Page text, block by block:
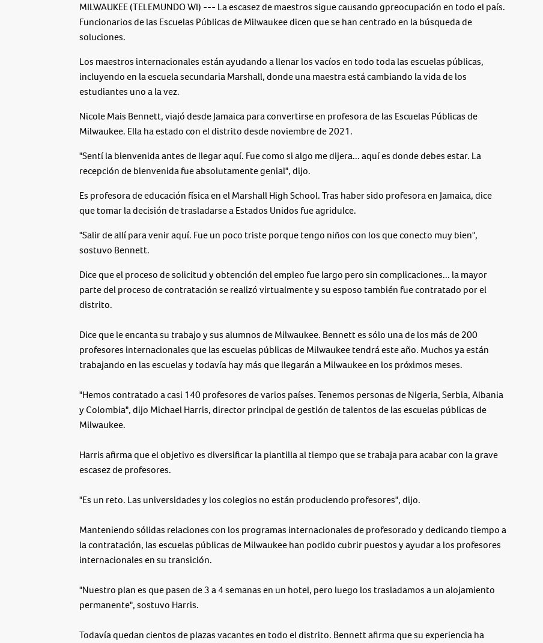
MILWAUKEE (TELEMUNDO WI) --- La escasez de maestros sigue causando gpreocupación en todo el país.
Funcionarios de las Escuelas Públicas de Milwaukee dicen que se han centrado en la búsqueda de
soluciones.
Los maestros internacionales están ayudando a llenar los vacíos en todo toda las escuelas públicas,
incluyendo en la escuela secundaria Marshall, donde una maestra está cambiando la vida de los
estudiantes uno a la vez.
Nicole Mais Bennett, viajó desde Jamaica para convertirse en profesora de las Escuelas Públicas de
Milwaukee. Ella ha estado con el distrito desde noviembre de 2021.
"Sentí la bienvenida antes de llegar aquí. Fue como si algo me dijera... aquí es donde debes estar. La
recepción de bienvenida fue absolutamente genial", dijo.
Es profesora de educación física en el Marshall High School. Tras haber sido profesora en Jamaica, dice
que tomar la decisión de trasladarse a Estados Unidos fue agridulce.
"Salir de allí para venir aquí. Fue un poco triste porque tengo niños con los que conecto muy bien",
sostuvo Bennett.
Dice que el proceso de solicitud y obtención del empleo fue largo pero sin complicaciones... la mayor
parte del proceso de contratación se realizó virtualmente y su esposo también fue contratado por el
distrito.
Dice que le encanta su trabajo y sus alumnos de Milwaukee. Bennett es sólo una de los más de 200
profesores internacionales que las escuelas públicas de Milwaukee tendrá este año. Muchos ya están
trabajando en las escuelas y todavía hay más que llegarán a Milwaukee en los próximos meses.
"Hemos contratado a casi 140 profesores de varios países. Tenemos personas de Nigeria, Serbia, Albania
y Colombia", dijo Michael Harris, director principal de gestión de talentos de las escuelas públicas de
Milwaukee.
Harris afirma que el objetivo es diversificar la plantilla al tiempo que se trabaja para acabar con la grave
escasez de profesores.
"Es un reto. Las universidades y los colegios no están produciendo profesores", dijo.
Manteniendo sólidas relaciones con los programas internacionales de profesorado y dedicando tiempo a
la contratación, las escuelas públicas de Milwaukee han podido cubrir puestos y ayudar a los profesores
internacionales en su transición.
"Nuestro plan es que pasen de 3 a 4 semanas en un hotel, pero luego los trasladamos a un alojamiento
permanente", sostuvo Harris.
Todavía quedan cientos de plazas vacantes en todo el distrito. Bennett afirma que su experiencia ha